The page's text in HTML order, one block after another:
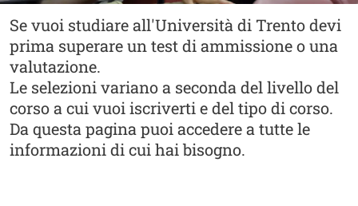
Abstract
Se vuoi studiare all'Università di Trento devi
prima superare un test di ammissione o una
valutazione.
Le selezioni variano a seconda del livello del
corso a cui vuoi iscriverti e del tipo di corso.
Da questa pagina puoi accedere a tutte le
informazioni di cui hai bisogno.